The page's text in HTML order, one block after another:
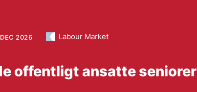
2026 Labour Market
offentligt ansatte seniorer